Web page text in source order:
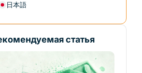
日本語
статья